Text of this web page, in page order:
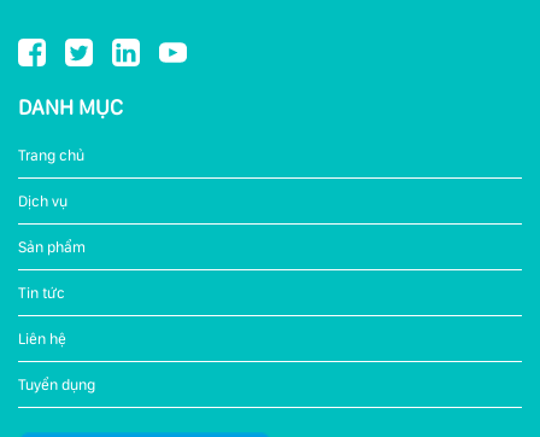
DANH MỤC
Trang chủ
Dịch vụ
Sản phẩm
Tin tức
Liên hệ
Tuyển dụng